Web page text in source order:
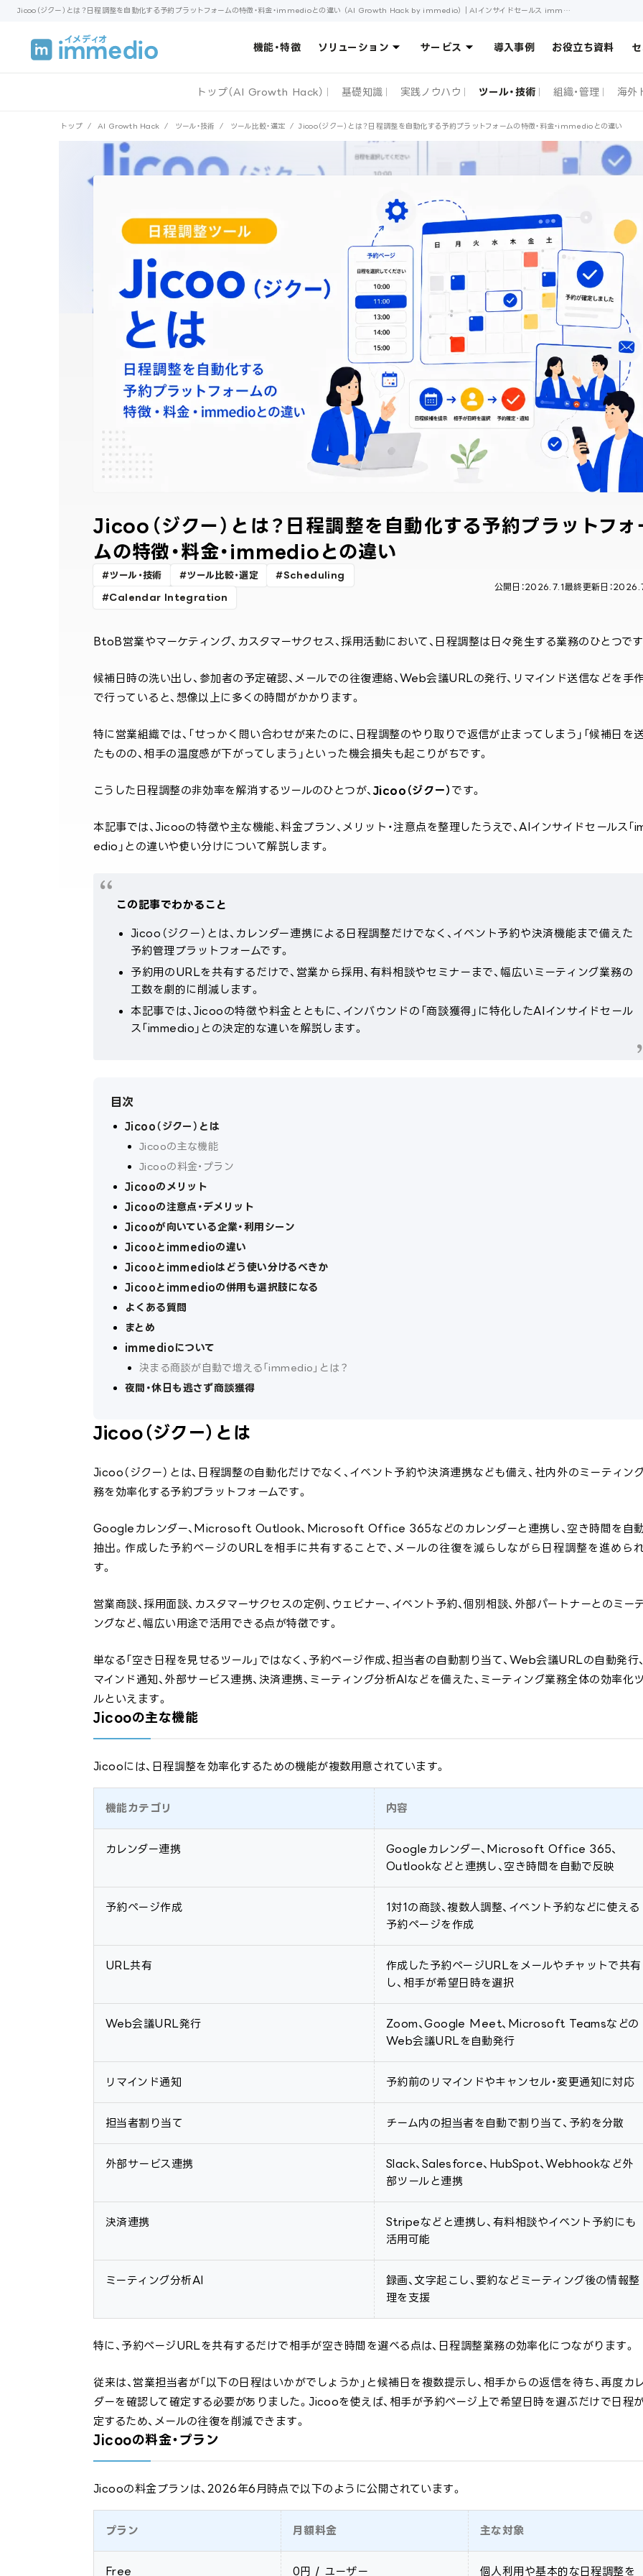
Jicoo（ジクー）とは？日程調整を自動化する予約プラットフォームの特徴・料金・immedioとの違い （AI Growth Hack by immedio）｜AIインサイドセールス immedio（イメディオ）
機能・特徴 ソリューション サービス 導入事例 お役立ち資料
トップ（AI Growth Hack） 基礎知識 実践ノウハウ ツール・技術 組織・管理 海外
トップ / AI Growth Hack / ツール・技術 / ツール比較・選定 / Jicoo（ジクー）とは？日程調整を自動化する予約プラットフォームの特徴・料金・immedioとの違い
Jicoo（ジクー）とは？日程調整を自動化する予約プラットフォ
ムの特徴・料金・immedioとの違い
ツール・技術 ツール比較・選定 Scheduling
Calendar Integration
公開日：2026.7.1最終更新日：
BtoB営業やマーケティング、カスタマーサクセス、採用活動において、日程調整は日々発生する業務のひとつです
候補日時の洗い出し、参加者の予定確認、メールでの往復連絡、Web会議URLの発行、リマインド送信などを手
で行っていると、想像以上に多くの時間がかかります。
特に営業組織では、「せっかく問い合わせが来たのに、日程調整のやり取りで返信が止まってしまう」「候補日を
たものの、相手の温度感が下がってしまう」といった機会損失も起こりがちです。
こうした日程調整の非効率を解消するツールのひとつが、Jicoo（ジクー） です。
本記事では、Jicooの特徴や主な機能、料金プラン、メリット・注意点を整理したうえで、AIインサイドセールス「
edio」との違いや使い分けについて解説します。
この記事でわかること
Jicoo（ジクー）とは、カレンダー連携による日程調整だけでなく、イベント予約や決済機能まで備えた
予約管理プラットフォームです。
予約用のURLを共有するだけで、営業から採用、有料相談やセミナーまで、幅広いミーティング業務の
工数を劇的に削減します。
本記事では、Jicooの特徴や料金とともに、インバウンドの「商談獲得」に特化したAIインサイドセール
ス「immedio」との決定的な違いを解説します。
目次
Jicoo（ジクー）とは
Jicooの主な機能
Jicooの料金・プラン
Jicooのメリット
Jicooの注意点・デメリット
Jicooが向いている企業・利用シーン
Jicooとimmedioの違い
Jicooとimmedioはどう使い分けるべきか
Jicooとimmedioの併用も選択肢になる
よくある質問
まとめ
immedioについて
決まる商談が自動で増える「immedio」とは？
夜間・休日も逃さず商談獲得
Jicoo（ジクー）とは
Jicoo（ジクー）とは、日程調整の自動化だけでなく、イベント予約や決済連携なども備え、社内外のミーティン
務を効率化する予約プラットフォームです。
Googleカレンダー、Microsoft Outlook、Microsoft Office 365などのカレンダーと連携し、空き時間を自
抽出。作成した予約ページのURLを相手に共有することで、メールの往復を減らしながら日程調整を進めら
す。
営業商談、採用面談、カスタマーサクセスの定例、ウェビナー、イベント予約、個別相談、外部パートナーとのミー
ングなど、幅広い用途で活用できる点が特徴です。
単なる「空き日程を見せるツール」ではなく、予約ページ作成、担当者の自動割り当て、Web会議URLの自動発行
マインド通知、外部サービス連携、決済連携、ミーティング分析AIなどを備えた、ミーティング業務全体の効率化
ルといえます。
Jicooの主な機能
Jicooには、日程調整を効率化するための機能が複数用意されています。
機能カテゴリ 内容
カレンダー連携
Googleカレンダー、Microsoft Office 365、
Outlookなどと連携し、空き時間を自動で反映
予約ページ作成
1対1の商談、複数人調整、イベント予約などに使える
予約ページを作成
URL共有
作成した予約ページURLをメールやチャットで共有
し、相手が希望日時を選択
Web会議URL発行
Zoom、Google Meet、Microsoft Teamsなどの
Web会議URLを自動発行
リマインド通知 予約前のリマインドやキャンセル・変更通知に対応
担当者割り当て チーム内の担当者を自動で割り当て、予約を分散
外部サービス連携
Slack、Salesforce、HubSpot、Webhookなど外
部ツールと連携
決済連携
Stripeなどと連携し、有料相談やイベント予約にも
活用可能
ミーティング分析AI
録画、文字起こし、要約などミーティング後の情報整
理を支援
特に、予約ページURLを共有するだけで相手が空き時間を選べる点は、日程調整業務の効率化につながります。
従来は、営業担当者が「以下の日程はいかがでしょうか」と候補日を複数提示し、相手からの返信を待ち、再度カ
ダーを確認して確定する必要がありました。Jicooを使えば、相手が予約ページ上で希望日時を選ぶだけで日程
定するため、メールの往復を削減できます。
Jicooの料金・プラン
Jicooの料金プランは、2026年6月時点で以下のように公開されています。
プラン 月額料金 主な対象
Free 0円 / ユーザー 個人利用や基本的な日程調整を